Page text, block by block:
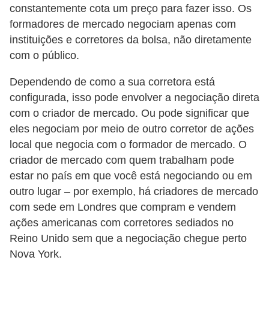
constantemente cota um preço para fazer isso. Os
formadores de mercado negociam apenas com
instituições e corretores da bolsa, não diretamente
com o público.
Dependendo de como a sua corretora está
configurada, isso pode envolver a negociação direta
com o criador de mercado. Ou pode significar que
eles negociam por meio de outro corretor de ações
local que negocia com o formador de mercado. O
criador de mercado com quem trabalham pode
estar no país em que você está negociando ou em
outro lugar – por exemplo, há criadores de mercado
com sede em Londres que compram e vendem
ações americanas com corretores sediados no
Reino Unido sem que a negociação chegue perto
Nova York.
n
d
a
e
g
o
c
i
a
ç
ã
o
P